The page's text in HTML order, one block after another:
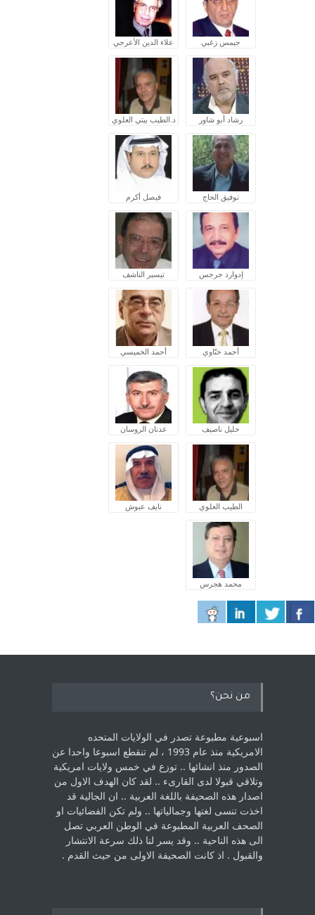
جيمس زغبي علاء الدين الأعرجي
رشاد أبو شاور د.الطيب بيتي العلوي
توفيق الحاج فيصل أكرم
إدوارد جرجس تيسير الناشف
أحمد ختّاوي أحمد الخميسي
خليل ناصيف عدنان الروسان
الطيب العلوي نايف عبوش
محمد هجرس
من نحن؟
اسبوعية مطبوعة تصدر في الولايات المتحده
الامريكية منذ عام 1993 ، لم ‏تنقطع اسبوعا واحدا عن
الصدور منذ انشائها .. توزع في خمس ولايات امريكية
‏وتلاقي قبولا لدى القارىء ..‏ لقد كان الهدف الاول من
اصدار هذه الصحيفة باللغة العربية .. ان الجالية قد
اخذت ‏تنسى لغتها وجمالياتها .. ولم تكن الفضائيات او
الصحف العربية المطبوعة في الوطن ‏العربي تصل
الى هذه الناحية .. وقد يسر لنا ذلك سرعة الانتشار
والقبول . اذ كانت ‏الصحيفة الاولى من حيث القدم . ‏